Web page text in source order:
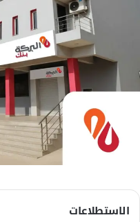
الاستطلاعات